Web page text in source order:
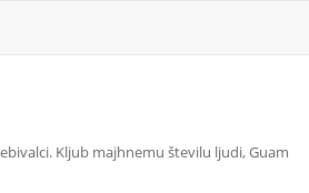
Kljub majhnemu številu ljudi, Guam